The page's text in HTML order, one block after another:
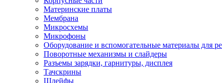
Материнские платы
Мембрана
Микросхемы
Микрофоны
Оборудование и вспомогательные материалы для
Поворотные механизмы и слайдеры
Разъемы зарядки, гарнитуры, дисплея
Тачскрины
Шлейфы